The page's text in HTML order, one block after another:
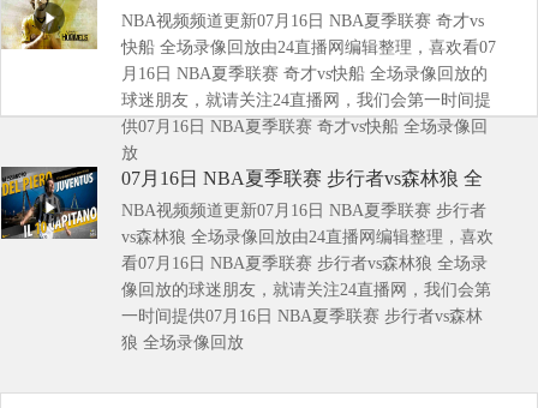
像回放
NBA视频频道更新07月16日 NBA夏季联赛 奇才vs
快船 全场录像回放由24直播网编辑整理，喜欢看07
月16日 NBA夏季联赛 奇才vs快船 全场录像回放的
球迷朋友，就请关注24直播网，我们会第一时间提
供07月16日 NBA夏季联赛 奇才vs快船 全场录像回
放
07月16日 NBA夏季联赛 步行者vs森林狼 全
场录像回放
NBA视频频道更新07月16日 NBA夏季联赛 步行者
vs森林狼 全场录像回放由24直播网编辑整理，喜欢
看07月16日 NBA夏季联赛 步行者vs森林狼 全场录
像回放的球迷朋友，就请关注24直播网，我们会第
一时间提供07月16日 NBA夏季联赛 步行者vs森林
狼 全场录像回放